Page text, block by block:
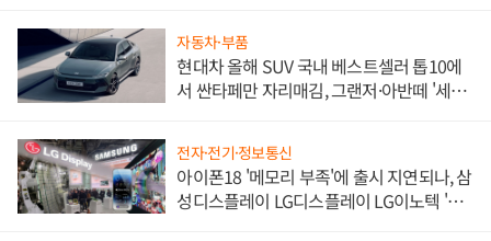
자동차·부품
현대차 올해 SUV 국내 베스트셀러 톱10에
서 싼타페만 자리매김, 그랜저·아반떼 '세단
전자·전기·정보통신
아이폰18 '메모리 부족'에 출시 지연되나, 삼
성디스플레이 LG디스플레이 LG이노텍 '탈